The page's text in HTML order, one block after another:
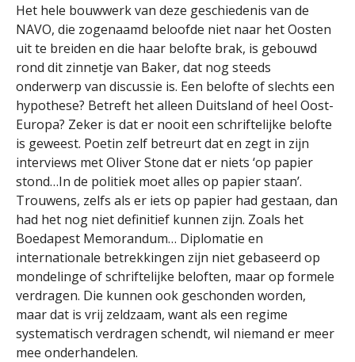
Het hele bouwwerk van deze geschiedenis van de
NAVO, die zogenaamd beloofde niet naar het Oosten
uit te breiden en die haar belofte brak, is gebouwd
rond dit zinnetje van Baker, dat nog steeds
onderwerp van discussie is. Een belofte of slechts een
hypothese? Betreft het alleen Duitsland of heel Oost-
Europa? Zeker is dat er nooit een schriftelijke belofte
is geweest. Poetin zelf betreurt dat en zegt in zijn
interviews met Oliver Stone dat er niets ‘op papier
stond…In de politiek moet alles op papier staan’.
Trouwens, zelfs als er iets op papier had gestaan, dan
had het nog niet definitief kunnen zijn. Zoals het
Boedapest Memorandum… Diplomatie en
internationale betrekkingen zijn niet gebaseerd op
mondelinge of schriftelijke beloften, maar op formele
verdragen. Die kunnen ook geschonden worden,
maar dat is vrij zeldzaam, want als een regime
systematisch verdragen schendt, wil niemand er meer
mee onderhandelen.